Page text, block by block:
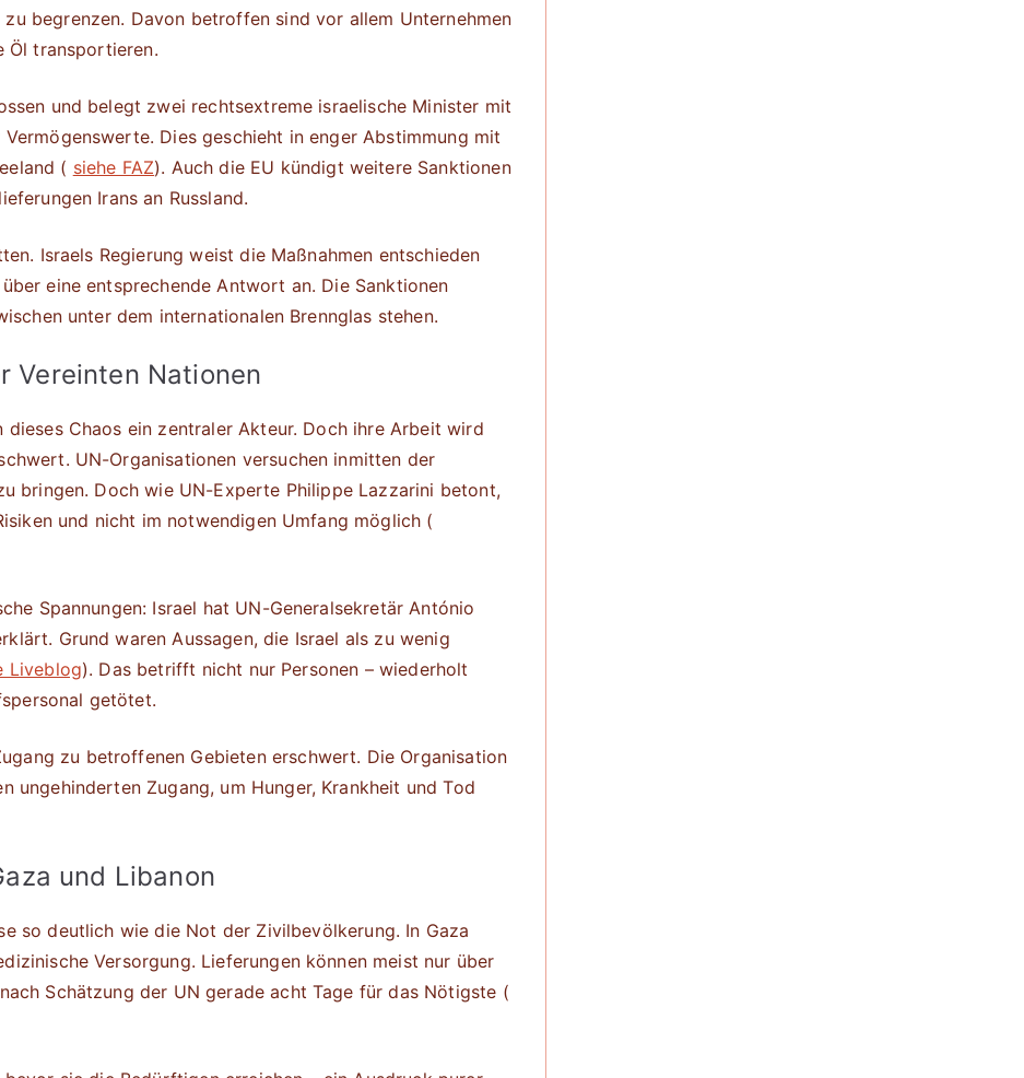
begrenzen. Davon betroffen sind vor allem Unternehmen
Öl transportieren.
und belegt zwei rechtsextreme israelische Minister mit
Dies geschieht in enger Abstimmung mit
( siehe FAZ). Auch die EU kündigt weitere Sanktionen
Irans an Russland.
Israels Regierung weist die Maßnahmen entschieden
eine entsprechende Antwort an. Die Sanktionen
unter dem internationalen Brennglas stehen.
Vereinten Nationen
Chaos ein zentraler Akteur. Doch ihre Arbeit wird
UN-Organisationen versuchen inmitten der
bringen. Doch wie UN-Experte Philippe Lazzarini betont,
und nicht im notwendigen Umfang möglich (
Spannungen: Israel hat UN-Generalsekretär António
Grund waren Aussagen, die Israel als zu wenig
Liveblog). Das betrifft nicht nur Personen – wiederholt
getötet.
zu betroffenen Gebieten erschwert. Die Organisation
ungehinderten Zugang, um Hunger, Krankheit und Tod
und Libanon
so deutlich wie die Not der Zivilbevölkerung. In Gaza
Versorgung. Lieferungen können meist nur über
Schätzung der UN gerade acht Tage für das Nötigste (